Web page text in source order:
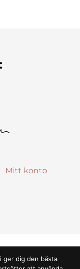
Mitt konto
ger dig den bästa